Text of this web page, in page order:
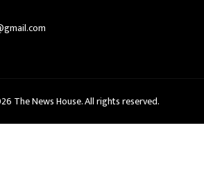
The News House. All rights reserved.